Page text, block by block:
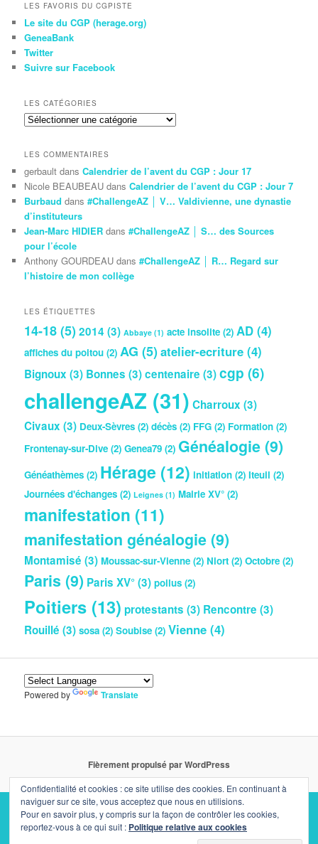
LES FAVORIS DU CGPISTE
Le site du CGP (herage.org)
GeneaBank
Twitter
Suivre sur Facebook
LES CATÉGORIES
Les
LES COMMENTAIRES
gerbault dansCalendrier de l’avent du CGP : Jour 17
Nicole BEAUBEAU dansCalendrier de l’avent du CGP : Jour 7
Burbaud dans#ChallengeAZ │ V… Valdivienne, une dynastie
d’instituteurs
Jean-Marc HIDIER dans#ChallengeAZ │ S… des Sources
pour l’école
Anthony GOURDEAU dans#ChallengeAZ │ R… Regard sur
l’histoire de mon collège
LES ÉTIQUETTES
14-18(5)2014 (3) Abbaye (1) acte insolite (2) AD (4)
affiches du poitou (2) AG (5)atelier-ecriture (4)
Bignoux (3) Bonnes (3)centenaire (3)cgp (6)
challengeAZ (31) Charroux (3)
Civaux (3) Deux-Sèvres (2) décès (2) FFG (2) Formation (2)
Frontenay-sur-Dive (2) Genea79 (2) Généalogie(9)
Généathèmes (2) Hérage (12) initiation (2) Iteuil (2)
Journées d'échanges (2) Leignes (1) Mairie XV° (2)
manifestation (11)
manifestation généalogie(9)
Montamisé (3) Moussac-sur-Vienne (2) Niort (2) Octobre (2)
Paris (9) Paris XV°(3) poilus (2)
Poitiers (13) protestants (3) Rencontre (3)
Rouillé (3) sosa (2) Soubise (2) Vienne (4)
Powered by Translate
Fièrement propulsé par WordPress
Confidentialité et cookies : ce site utilise des cookies. En continuant à
naviguer sur ce site, vous acceptez que nous en utilisions.
Pour en savoir plus, y compris sur la façon de contrôler les cookies,
reportez-vous à ce qui suit : Politique relative aux cookies